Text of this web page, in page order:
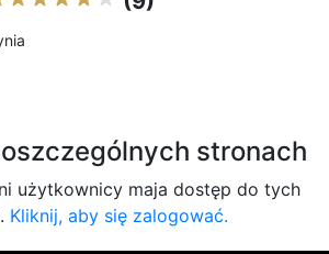
stronach
użytkownicy maja dostęp do tych
Kliknij, aby się zalogować.